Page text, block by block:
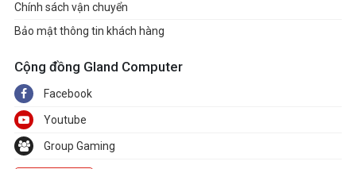
Chính sách vận chuyển
Bảo mật thông tin khách hàng
Cộng đồng Gland Computer
Facebook
Youtube
Group Gaming